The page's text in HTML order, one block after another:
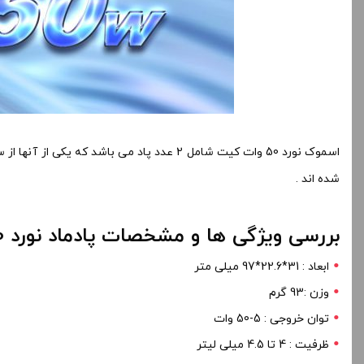
اسموک نورد 50 وات کیت شامل 2 عدد پاد می باشد که یکی از آنها از سری nord و با کویل نورد می باشد و دیگری پادسازگار با LP2 با
شده اند .
بررسی ویژگی ها و مشخصات پادماد نورد 50 وات SMOK
ابعاد : 31*22.6*97 میلی متر
وزن :93 گرم
توان خروجی : 5-50 وات
ظرفیت : 4 تا 4.5 میلی لیتر